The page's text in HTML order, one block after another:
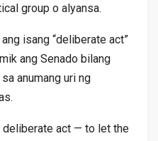
group o alyansa.
isang “deliberate act”
ang Senado bilang
anumang uri ng
deliberate act — to let the